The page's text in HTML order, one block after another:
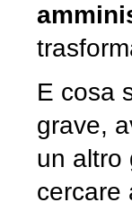
E cosa
grave,
un altro
cercare